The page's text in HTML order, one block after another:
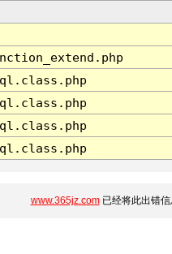
www.365jz.com已经将此出错信